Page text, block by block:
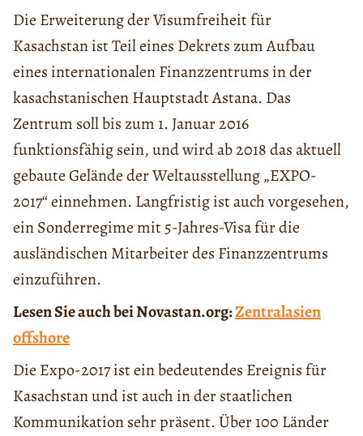
Die Erweiterung der Visumfreiheit für
Kasachstan ist Teil eines Dekrets zum Aufbau
eines internationalen Finanzzentrums in der
kasachstanischen Hauptstadt Astana. Das
Zentrum soll bis zum 1. Januar 2016
funktionsfähig sein, und wird ab 2018 das aktuell
gebaute Gelände der Weltausstellung „EXPO-
2017“ einnehmen. Langfristig ist auch vorgesehen,
ein Sonderregime mit 5-Jahres-Visa für die
ausländischen Mitarbeiter des Finanzzentrums
einzuführen.
Lesen Sie auch bei Novastan.org:Zentralasien
offshore
Die Expo-2017 ist ein bedeutendes Ereignis für
Kasachstan und ist auch in der staatlichen
Kommunikation sehr präsent. Über 100 Länder